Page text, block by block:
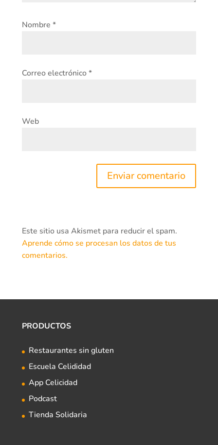
Nombre *
Correo electrónico*
Web
Este sitio usa Akismet para reducir el spam.
Aprende cómo se procesan los datos de tus
comentarios.
PRODUCTOS
Restaurantes sin gluten
Escuela Celididad
App Celicidad
Podcast
Tienda Solidaria